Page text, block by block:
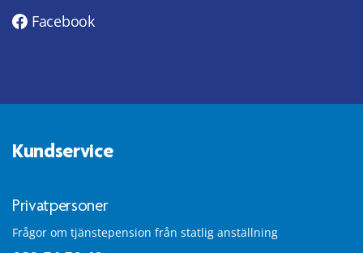
Facebook
Kundservice
Privatpersoner
Frågor om tjänstepension från statlig anställning